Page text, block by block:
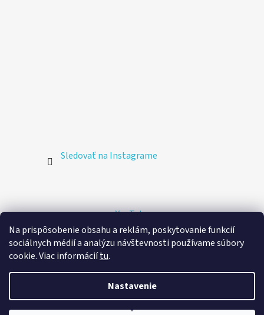
Na prispôsobenie obsahu a reklám, poskytovanie funkcií
sociálnych médií a analýzu návštevnosti používame súbory
cookie. Viac informáciítu.
Nastavenie
🚚 Doprava zdarma
Doprava v rámci Slovenska
adresu
zadarmo pri nákupe nad 60 €.
Sledovať na Instagrame
YouTube
Stickeez.sk. Všetky práva vyhradené.
Upraviť nastavenie cookies